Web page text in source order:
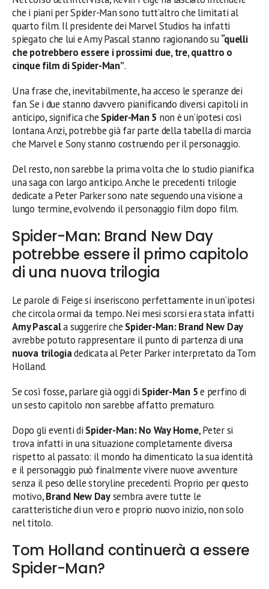
che i piani per Spider-Man sono tutt’altro che limitati al
quarto film. Il presidente dei Marvel Studios ha infatti
spiegato che lui e Amy Pascal stanno ragionando su“quelli
che potrebbero essere i prossimi due, tre, quattro o
cinque film di Spider-Man”.
Una frase che, inevitabilmente, ha acceso le speranze dei
fan. Se i due stanno davvero pianificando diversi capitoli in
anticipo, significa che Spider-Man 5 non è un’ipotesi così
lontana. Anzi, potrebbe già far parte della tabella di marcia
che Marvel e Sony stanno costruendo per il personaggio.
Del resto, non sarebbe la prima volta che lo studio pianifica
una saga con largo anticipo. Anche le precedenti trilogie
dedicate a Peter Parker sono nate seguendo una visione a
lungo termine, evolvendo il personaggio film dopo film.
Spider-Man: Brand New Day
potrebbe essere il primo capitolo
di una nuova trilogia
Le parole di Feige si inseriscono perfettamente in un’ipotesi
che circola ormai da tempo. Nei mesi scorsi era stata infatti
Amy Pascala suggerire che Spider-Man: Brand New Day
avrebbe potuto rappresentare il punto di partenza di una
nuova trilogiadedicata al Peter Parker interpretato da Tom
Holland.
Se così fosse, parlare già oggi di Spider-Man 5e perfino di
un sesto capitolo non sarebbe affatto prematuro.
Dopo gli eventi di Spider-Man: No Way Home, Peter si
trova infatti in una situazione completamente diversa
rispetto al passato: il mondo ha dimenticato la sua identità
e il personaggio può finalmente vivere nuove avventure
senza il peso delle storyline precedenti. Proprio per questo
motivo,Brand New Daysembra avere tutte le
caratteristiche di un vero e proprio nuovo inizio, non solo
nel titolo.
Tom Holland continuerà a essere
Spider-Man?